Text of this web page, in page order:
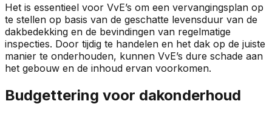
Het is essentieel voor VvE’s om een vervangingsplan op
te stellen op basis van de geschatte levensduur van de
dakbedekking en de bevindingen van regelmatige
inspecties. Door tijdig te handelen en het dak op de juiste
manier te onderhouden, kunnen VvE’s dure schade aan
het gebouw en de inhoud ervan voorkomen.
Budgettering voor dakonderhoud